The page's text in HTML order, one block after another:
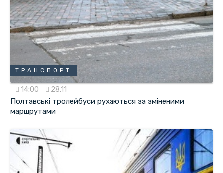
ТРАНСПОРТ
14:00 28.11
Полтавські тролейбуси рухаються за зміненими
маршрутами